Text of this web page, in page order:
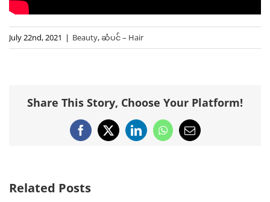
July 22nd, 2021 | Beauty,ဆံပင် – Hair
Share This Story, Choose Your Platform!
Facebook
X LinkedInWhatsApp
Email
Related Posts